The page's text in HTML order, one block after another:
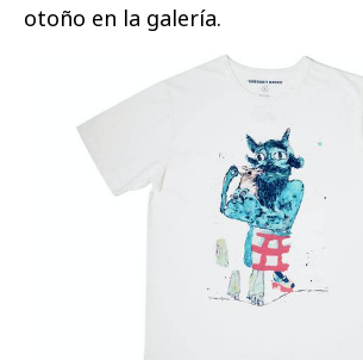
otoño en la galería.